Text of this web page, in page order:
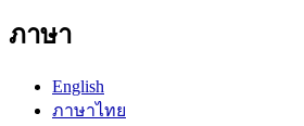
ภาษา
English
ภาษาไทย